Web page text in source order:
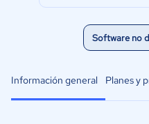
Software no
Información general Planes y